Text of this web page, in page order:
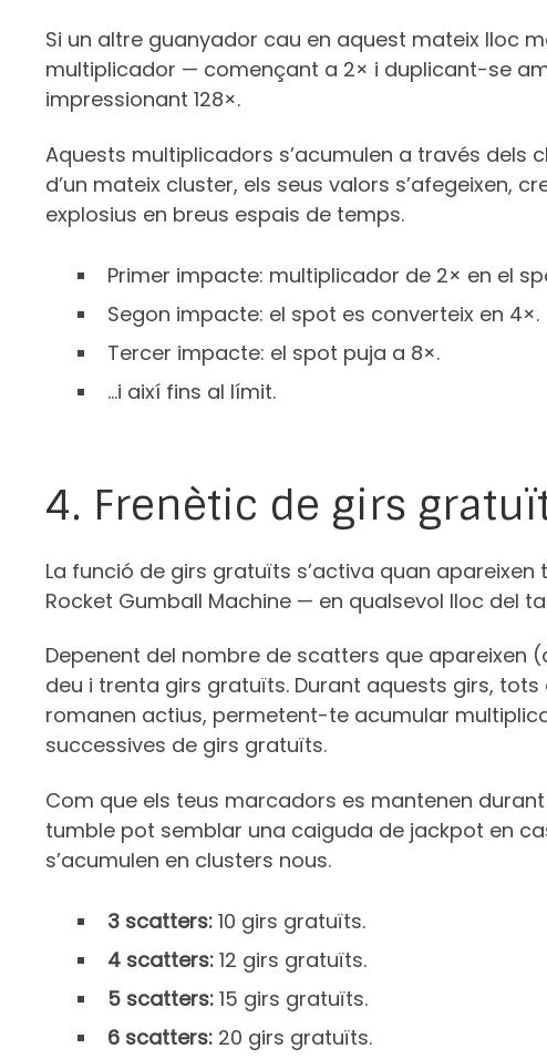
Si un altre guanyador cau en aquest mateix lloc
multiplicador — començant a 2× i duplicant-se
impressionant 128×.
Aquests multiplicadors s’acumulen a través dels
d’un mateix cluster, els seus valors s’afegeixen,
explosius en breus espais de temps.
Primer impacte: multiplicador de 2× en el
Segon impacte: el spot es converteix en 4×.
Tercer impacte: el spot puja a 8×.
…i així fins al límit.
4. Frenètic de girs
La funció de girs gratuïts s’activa quan
Rocket Gumball Machine — en qualsevol lloc del
Depenent del nombre de scatters que apareixen
deu i trenta girs gratuïts. Durant aquests girs,
romanen actius, permetent-te acumular
successives de girs gratuïts.
Com que els teus marcadors es mantenen
tumble pot semblar una caiguda de jackpot en
s’acumulen en clusters nous.
3 scatters: 10 girs gratuïts.
4 scatters: 12 girs gratuïts.
5 scatters: 15 girs gratuïts.
6 scatters: 20 girs gratuïts.